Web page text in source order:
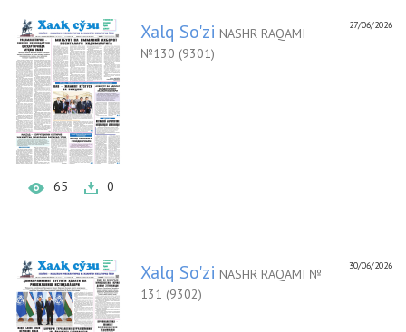
65 0
27/06/2026
Xalq So'zi NASHR RAQAMI
№130 (9301)
30/06/2026
Xalq So'zi NASHR RAQAMI №
131 (9302)